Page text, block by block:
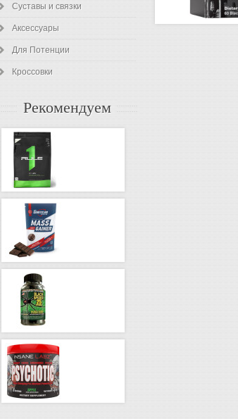
Суставы и связки
Аксессуары
Для Потенции
Кроссовки
Рекомендуем